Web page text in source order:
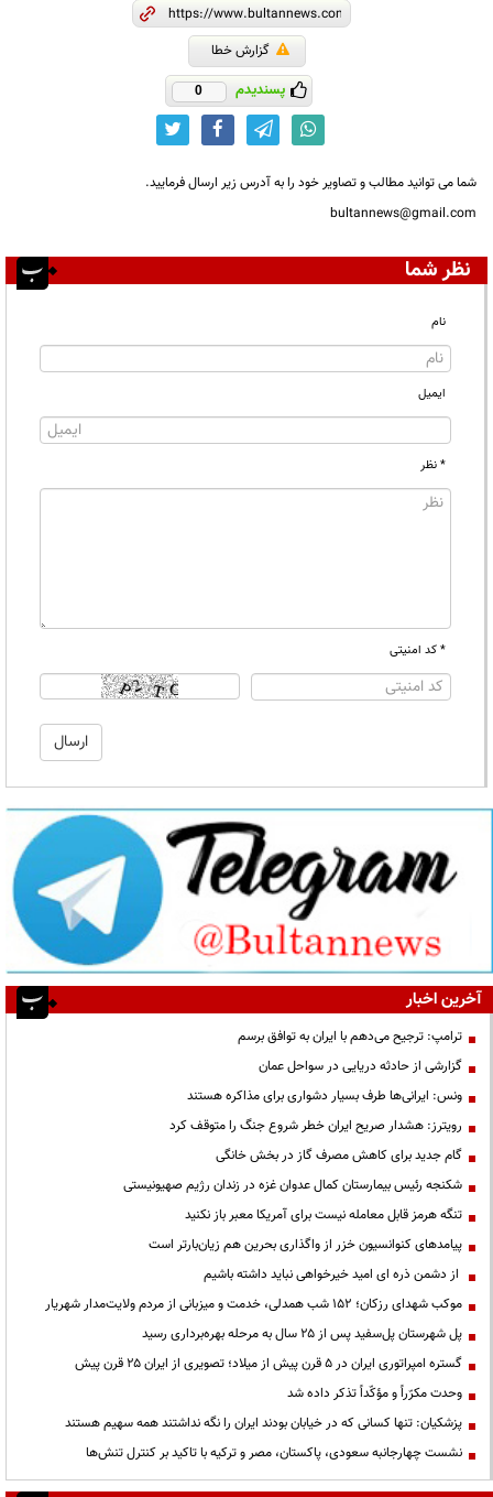
گزارش خطا
پسندیدم 0
شما می توانید مطالب و تصاویر خود را به آدرس زیر ارسال فرمایید.
bultannews@gmail.com
نظر شما
نام
ایمیل
* نظر
* کد امنیتی
آخرین اخبار
ترامپ: ترجیح می‌دهم با ایران به توافق برسم
گزارشی از حادثه دریایی در سواحل عمان
ونس: ایرانی‌ها طرف بسیار دشواری برای مذاکره هستند
رویترز: هشدار صریح ایران خطر شروع جنگ را متوقف کرد
گام جدید برای کاهش مصرف گاز در بخش خانگی
شکنجه رئیس بیمارستان کمال عدوان غزه در زندان رژیم صهیونیستی
تنگه هرمز قابل معامله نیست برای آمریکا معبر باز نکنید
پیامدهای کنوانسیون خزر از واگذاری بحرین هم زیان‌بارتر است
از دشمن ذره ای امید خیرخواهی نباید داشته باشیم
موکب شهدای رزکان؛ ۱۵۲ شب همدلی، خدمت و میزبانی از مردم ولایت‌مدار شهریار
پل شهرستان پل‌سفید پس از ۲۵ سال به مرحله بهره‌برداری رسید
گستره امپراتوری ایران در ۵ قرن پیش از میلاد؛ تصویری از ایران ۲۵ قرن پیش
وحدت مکرّراً و مؤکّداً تذکر داده شد
پزشکیان: تنها کسانی که در خیابان بودند ایران را نگه نداشتند همه سهیم هستند
نشست چهارجانبه سعودی، پاکستان، مصر و ترکیه با تاکید بر کنترل تنش‌ها